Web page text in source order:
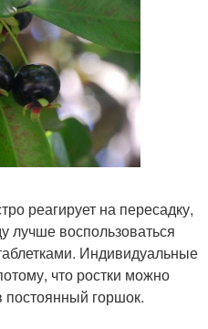
реагирует на пересадку,
лучше воспользоваться
Индивидуальные
что ростки можно
горшок.